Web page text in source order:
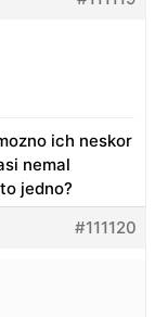
ich neskor
nemal
jedno?
#111120